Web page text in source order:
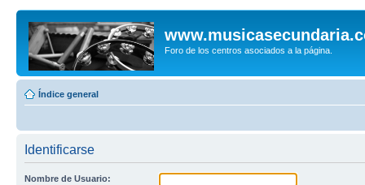
Foro de los centros asociados a la página.
Índice general
Identificarse
Nombre de Usuario: